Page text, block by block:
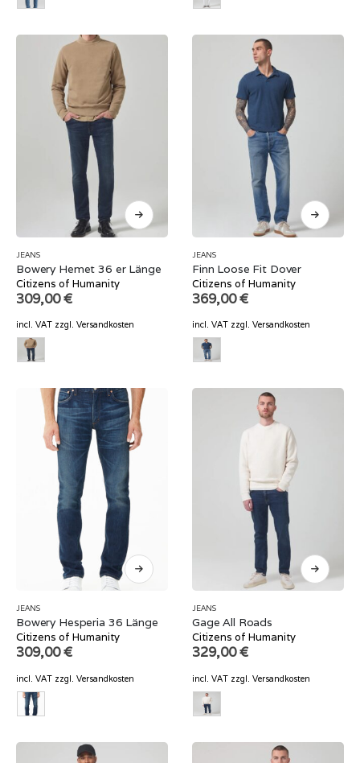
JEANS
Bowery Hemet 36 er Länge
Citizens of Humanity
309,00€
incl. VAT zzgl. Versandkosten
JEANS
Finn Loose Fit Dover
Citizens of Humanity
369,00€
incl. VAT zzgl. Versandkosten
JEANS
Bowery Hesperia 36 Länge
Citizens of Humanity
309,00€
incl. VAT zzgl. Versandkosten
JEANS
Gage All Roads
Citizens of Humanity
329,00€
incl. VAT zzgl. Versandkosten